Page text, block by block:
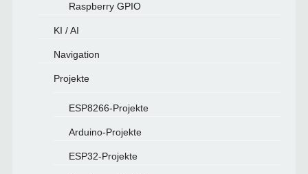
Raspberry GPIO
KI / AI
Navigation
Projekte
ESP8266-Projekte
Arduino-Projekte
ESP32-Projekte